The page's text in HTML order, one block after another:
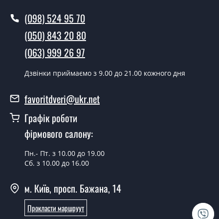
дверей ТМ Фаворит?
Так робимо. Монтаж міжкімнатних дверей ТМ Фаворит
проводиться згідно з чергою, у всі дні крім неділі.
Скільки коштує встановлення дверей
Techno-55-1?
Вартість встановлення дверей Techno-55-1 - от 1800
Можна на сьогодні викликати
замірника?
Так можна.
двері фаворит?
Так, ми маємо великий асортимент готових
(098) 524 95 70
(050) 843 20 80
(063) 999 26 97
Дзвінки приймаємо з 9.00 до 21.00 кожного дня
favoritdveri@ukr.net
Графік роботи
фірмового салону:
Пн.- Пт. з 10.00 до 19.00
Сб. з 10.00 до 16.00
м. Київ, просп. Бажана, 14
Прокласти маршруут